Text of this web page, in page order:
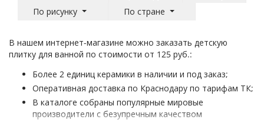
По рисунку
По стране
В нашем интернет-магазине можно заказать детскую
плитку для ванной по стоимости от 125 руб.:
Более 2 единиц керамики в наличии и под заказ;
Оперативная доставка по Краснодару по тарифам ТК;
В каталоге собраны популярные мировые
производители с безупречным качеством